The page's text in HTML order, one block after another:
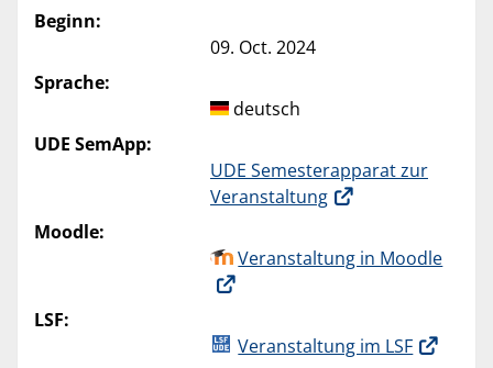
Beginn:
09. Oct. 2024
Sprache:
deutsch
UDE SemApp:
UDE Semesterapparat zur
Veranstaltung
Moodle:
Veranstaltung in Moodle
LSF:
Veranstaltung im LSF